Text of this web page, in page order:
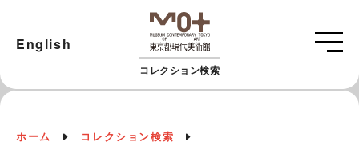
コレクション検索
English
ホーム コレクション検索